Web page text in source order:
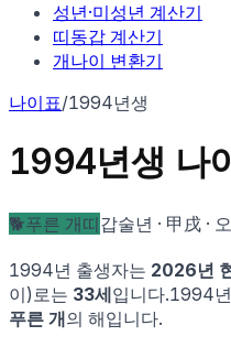
성년·미성년 계산기
띠동갑 계산기
개나이 변환기
나이표/1994년생
1994년생 나
🐕푸른 개띠갑술년 · 甲戌 ·
1994년 출생자는 2026년
이)로는 33세입니다.1994
푸른 개의 해입니다.